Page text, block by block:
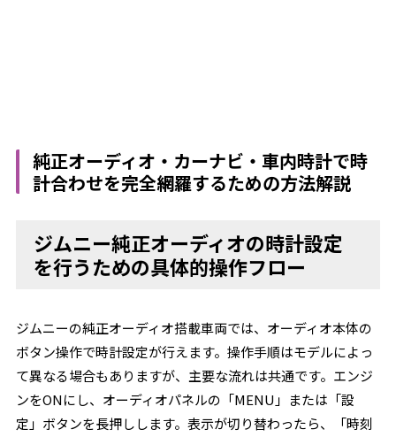
純正オーディオ・カーナビ・車内時計で時
計合わせを完全網羅するための方法解説
ジムニー純正オーディオの時計設定
を行うための具体的操作フロー
ジムニーの純正オーディオ搭載車両では、オーディオ本体の
ボタン操作で時計設定が行えます。操作手順はモデルによっ
て異なる場合もありますが、主要な流れは共通です。エンジ
ンをONにし、オーディオパネルの「MENU」または「設
定」ボタンを長押しします。表示が切り替わったら、「時刻